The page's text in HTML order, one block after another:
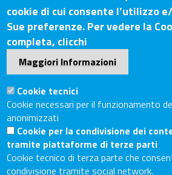
Siena
Tel. Sede Legale: 0575/3030
Tel. Sede Secondaria: 0577/202511
C.F./P.IVA: 02326130511
Codice Univoco UF6UWY
PEC
Sito web
Accesso riservato
Linee guida pubblicazione di atti e
cookie di cui consente l’utilizzo
Sue preferenze. Per vedere la
completa, clicchi
Maggiori Informazioni
Cookie tecnici
Cookie necessari per il funzionamento
anonimizzati
Cookie per la condivisione dei
tramite piattaforme di terze parti
Cookie tecnico di terza parte che
condivisione tramite social network.